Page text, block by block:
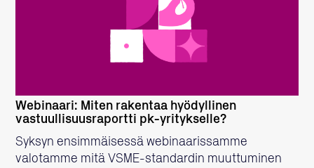
LUE LISÄÄ
Webinaari: Miten rakentaa hyödyllinen
vastuullisuusraportti pk-yritykselle?
Syksyn ensimmäisessä webinaarissamme
valotamme mitä VSME-standardin muuttuminen